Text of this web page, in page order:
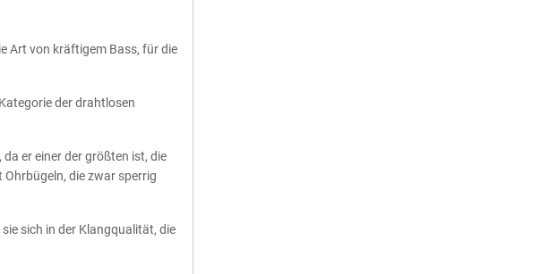
Art von kräftigem Bass, für die
der drahtlosen
er einer der größten ist, die
die zwar sperrig
sich in der Klangqualität, die